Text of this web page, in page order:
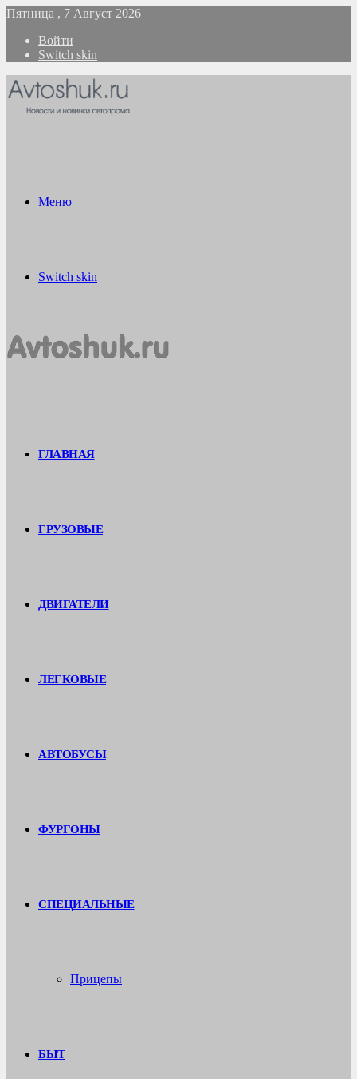
Пятница , 7 Август 2026
Войти
Switch skin
Меню
Switch skin
ГЛАВНАЯ
ГРУЗОВЫЕ
ДВИГАТЕЛИ
ЛЕГКОВЫЕ
АВТОБУСЫ
ФУРГОНЫ
СПЕЦИАЛЬНЫЕ
Прицепы
БЫТ